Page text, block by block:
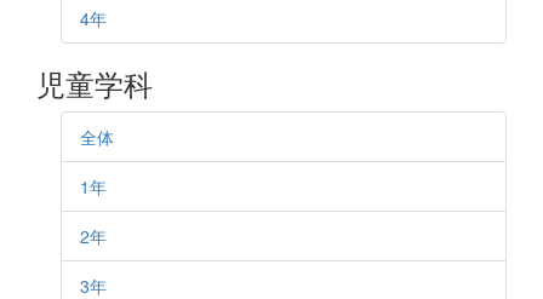
4年
児童学科
全体
1年
2年
3年